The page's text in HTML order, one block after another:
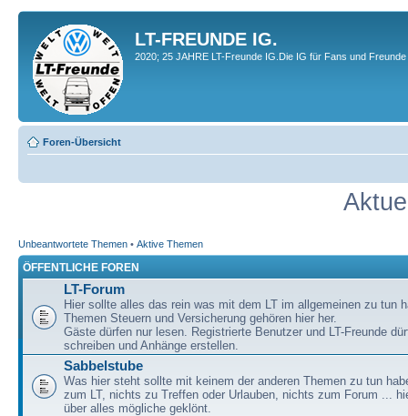
LT-FREUNDE IG.
2020; 25 JAHRE LT-Freunde IG.Die IG für Fans und
Foren-Übersicht
Unbeantwortete Themen • Aktive Themen
ÖFFENTLICHE FOREN
LT-Forum
Hier sollte alles das rein was mit dem LT im allgemeinen zu tun
Themen Steuern und Versicherung gehören hier her.
Gäste dürfen nur lesen. Registrierte Benutzer und LT-Freunde
schreiben und Anhänge erstellen.
Sabbelstube
Was hier steht sollte mit keinem der anderen Themen zu tun
zum LT, nichts zu Treffen oder Urlauben, nichts zum Forum ...
über alles mögliche geklönt.